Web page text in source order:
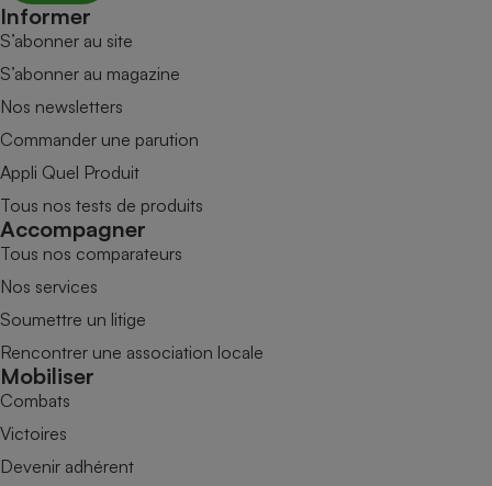
Informer
S’abonner au site
S’abonner au magazine
Nos newsletters
Commander une parution
Appli Quel Produit
Tous nos tests de produits
Accompagner
Tous nos comparateurs
Nos services
Soumettre un litige
Rencontrer une association locale
Mobiliser
Combats
Victoires
Devenir adhérent